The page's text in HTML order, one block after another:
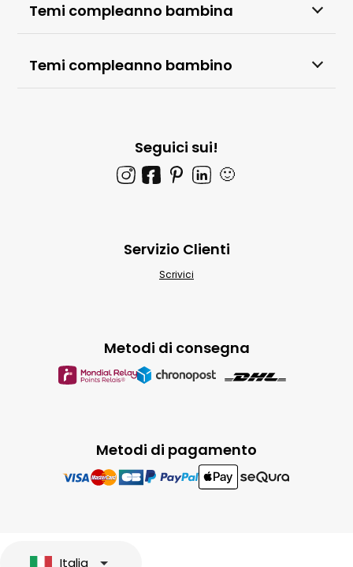
Temi compleanno bambina
Temi compleanno bambino
Seguici sui!
🙂
Metodi di pagamento
Metodi di consegna
Servizio Clienti
Scrivici
Italia